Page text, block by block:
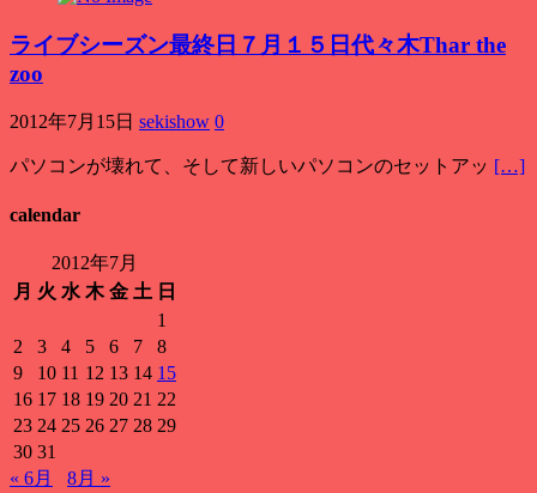
ライブシーズン最終日７月１５日代々木Thar the
zoo
2012年7月15日 sekishow 0
パソコンが壊れて、そして新しいパソコンのセットアッ […]
calendar
2012年7月
月 火 水 木 金 土 日
1
2
3 4 5 6 7
8
9
10 11 12 13 14 15
16 17 18 19 20 21 22
23 24 25 26 27 28 29
30 31
« 6月
8月 »